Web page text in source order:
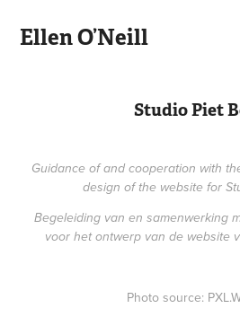
Ellen O’Neill
Studio Piet
Guidance of and cooperation with
design of the website for
Begeleiding van en samenwerking
voor het ontwerp van de website
Photo source: